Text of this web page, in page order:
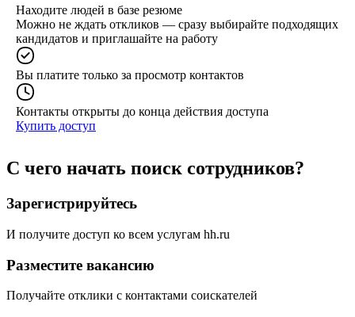
Находите людей в базе резюме
Можно не ждать откликов — сразу выбирайте подходящих
кандидатов и приглашайте на работу
Вы платите только за просмотр контактов
Контакты открыты до конца действия доступа
Купить доступ
С чего начать поиск сотрудников?
Зарегистрируйтесь
И получите доступ ко всем услугам hh.ru
Разместите вакансию
Получайте отклики с контактами соискателей